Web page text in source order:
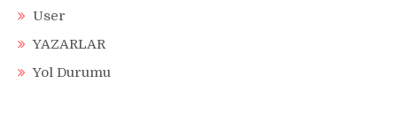
User
YAZARLAR
Yol Durumu